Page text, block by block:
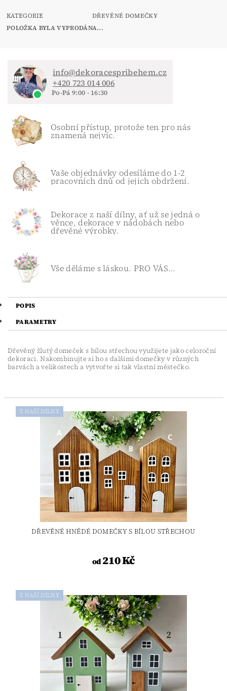
KATEGORIE
DŘEVĚNÉ DOMEČKY
POLOŽKA BYLA VYPRODÁNA...
info@dekoracespribehem.cz
+420 723 014 006
Po-Pá 9:00 - 16:30
Osobní přístup, protože ten pro nás
znamená nejvíc.
Vaše objednávky odesíláme do 1-2
pracovních dnů od jejich obdržení.
Dekorace z naší dílny, ať už se jedná o
věnce, dekorace v nádobách nebo
dřevěné výrobky.
Vše děláme s láskou. PRO VÁS...
POPIS
PARAMETRY
Dřevěný žlutý domeček s bílou střechou využijete jako celoroční
dekoraci.Nakombinujte si ho s dalšími domečky v různých
barvách a velikostech a vytvořte si tak vlastní městečko.
Z NAŠÍ DÍLNY
DŘEVĚNÉ HNĚDÉ DOMEČKY S BÍLOU STŘECHOU
od210 Kč
Z NAŠÍ DÍLNY